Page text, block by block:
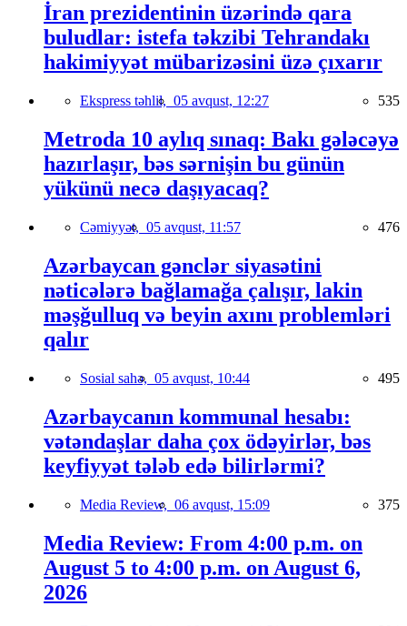
İran prezidentinin üzərində qara
buludlar: istefa təkzibi Tehrandakı
hakimiyyət mübarizəsini üzə çıxarır
Ekspress təhlil, 05 avqust, 12:27 535
Metroda 10 aylıq sınaq: Bakı gələcəyə
hazırlaşır, bəs sərnişin bu günün
yükünü necə daşıyacaq?
Cəmiyyət, 05 avqust, 11:57 476
Azərbaycan gənclər siyasətini
nəticələrə bağlamağa çalışır, lakin
məşğulluq və beyin axını problemləri
qalır
Sosial sahə, 05 avqust, 10:44 495
Azərbaycanın kommunal hesabı:
vətəndaşlar daha çox ödəyirlər, bəs
keyfiyyət tələb edə bilirlərmi?
Media Review, 06 avqust, 15:09 375
Media Review: From 4:00 p.m. on
August 5 to 4:00 p.m. on August 6,
2026